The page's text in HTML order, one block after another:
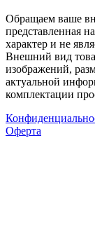
Обращаем ваше
представленная
характер и не
Внешний вид
изображений,
актуальной
комплектации
Оферта